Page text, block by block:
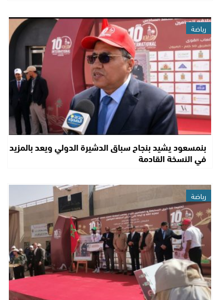
رياضة
بنمسعود يشيد بنجاح سباق الدشيرة الدولي ويعد بالمزيد
في النسخة القادمة
رياضة